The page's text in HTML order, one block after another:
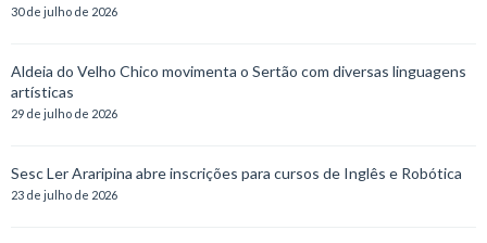
30 de julho de 2026
Aldeia do Velho Chico movimenta o Sertão com diversas linguagens
artísticas
29 de julho de 2026
Sesc Ler Araripina abre inscrições para cursos de Inglês e Robótica
23 de julho de 2026